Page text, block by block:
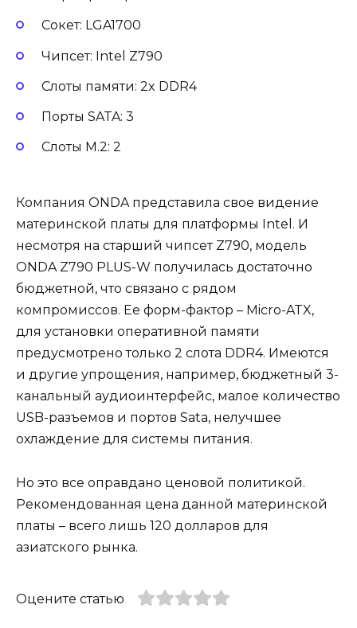
Сокет: LGA1700
Чипсет: Intel Z790
Слоты памяти: 2x DDR4
Порты SATA: 3
Слоты M.2: 2
Компания ONDA представила свое видение
материнской платы для платформы Intel. И
несмотря на старший чипсет Z790, модель
ONDA Z790 PLUS-W получилась достаточно
бюджетной, что связано с рядом
компромиссов. Ее форм-фактор – Micro-ATX,
для установки оперативной памяти
предусмотрено только 2 слота DDR4. Имеются
и другие упрощения, например, бюджетный 3-
канальный аудиоинтерфейс, малое количество
USB-разъемов и портов Sata, нелучшее
охлаждение для системы питания.
Но это все оправдано ценовой политикой.
Рекомендованная цена данной материнской
платы – всего лишь 120 долларов для
азиатского рынка.
Оцените статью